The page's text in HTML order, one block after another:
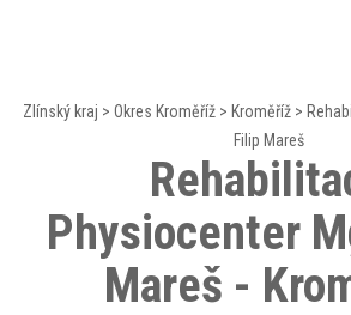
Zlínský kraj > Okres Kroměříž> Kroměříž>
Filip Mareš
Physiocenter
Mareš -